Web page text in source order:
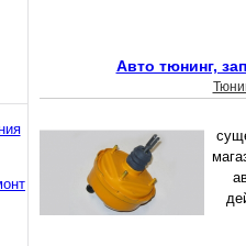
Авто тюнинг,